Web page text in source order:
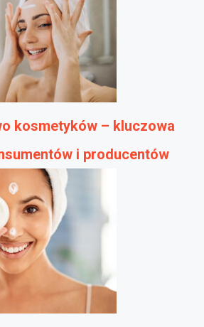
kosmetyków – kluczowa
i producentów